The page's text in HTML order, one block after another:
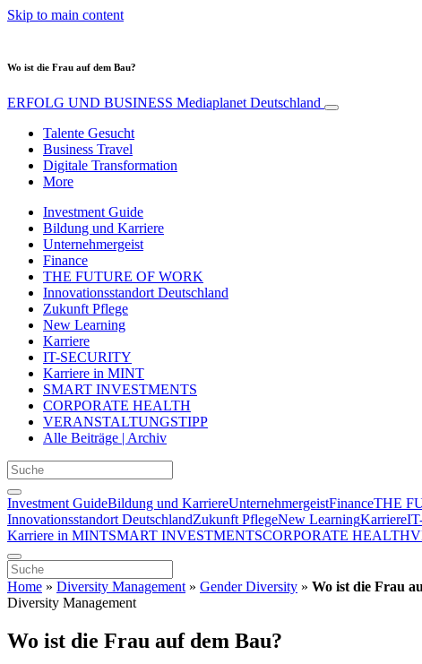
Skip to main content
Wo ist die Frau auf dem Bau?
ERFOLG UND BUSINESS Mediaplanet Deutschland
Talente Gesucht
Business Travel
Digitale Transformation
More
Investment Guide
Bildung und Karriere
Unternehmergeist
Finance
THE FUTURE OF WORK
Innovationsstandort Deutschland
Zukunft Pflege
New Learning
Karriere
IT-SECURITY
Karriere in MINT
SMART INVESTMENTS
CORPORATE HEALTH
VERANSTALTUNGSTIPP
Alle Beiträge | Archiv
Investment GuideBildung und KarriereUnternehmergeistFinanceTHE
Innovationsstandort DeutschlandZukunft PflegeNew LearningKarriere
Karriere in MINTSMART INVESTMENTSCORPORATE HEALTH
Home » Diversity Management » Gender Diversity » Wo ist die Frau
Diversity Management
Wo ist die Frau auf dem Bau?